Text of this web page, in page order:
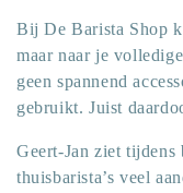
Bij De Barista Shop
maar naar je
geen spannend
gebruikt. Juist
Geert-Jan ziet tijdens
thuisbarista’s veel